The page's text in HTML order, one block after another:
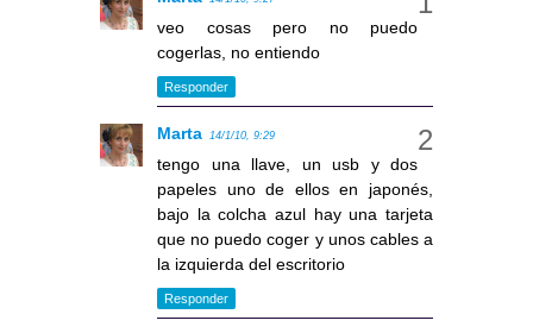
veo cosas pero no puedo
cogerlas, no entiendo
Responder
Marta 14/1/10, 9:29
tengo una llave, un usb y dos
papeles uno de ellos en japonés,
bajo la colcha azul hay una tarjeta
que no puedo coger y unos cables a
la izquierda del escritorio
Responder